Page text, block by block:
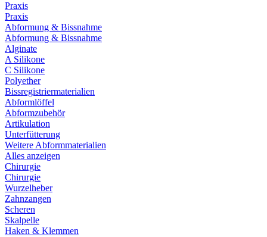
Praxis
Praxis
Abformung & Bissnahme
Abformung & Bissnahme
Alginate
A Silikone
C Silikone
Polyether
Bissregistriermaterialien
Abformlöffel
Abformzubehör
Artikulation
Unterfütterung
Weitere Abformmaterialien
Alles anzeigen
Chirurgie
Chirurgie
Wurzelheber
Zahnzangen
Scheren
Skalpelle
Haken & Klemmen